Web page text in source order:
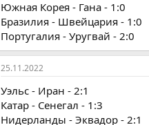
Южная Корея - Гана - 1:0
Бразилия - Швейцария - 1:0
Португалия - Уругвай - 2:0
25.11.2022
Уэльс - Иран - 2:1
Катар - Сенегал - 1:3
Нидерланды - Эквадор - 2:1